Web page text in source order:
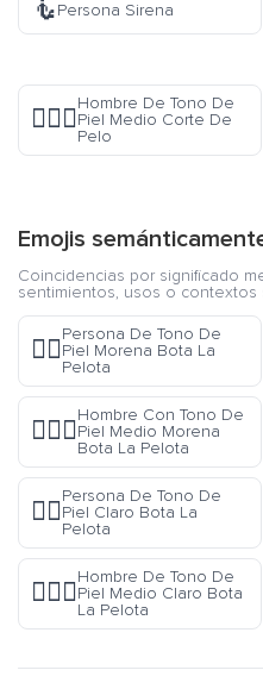
🧜Persona Sirena
💇🏽‍♂️
Hombre De Tono De
Piel Medio Corte De
Pelo
Emojis
Coincidencias por significado
sentimientos, usos o contextos
⛹🏿
Persona De Tono De
Piel Morena Bota La
Pelota
⛹🏾‍♂️
Hombre Con Tono De
Piel Medio Morena
Bota La Pelota
⛹🏻
Persona De Tono De
Piel Claro Bota La
Pelota
⛹🏼‍♂️
Hombre De Tono De
Piel Medio Claro Bota
La Pelota